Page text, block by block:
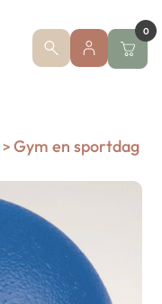
0
> Gym en sportdag